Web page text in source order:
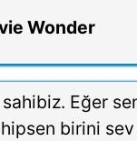
Wonder
Eğer
birini